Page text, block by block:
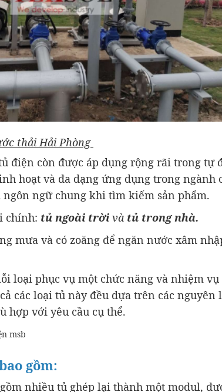
thải Hải Phòng
điện còn được áp dụng rộng rãi trong tự
hoạt và đa dạng ứng dụng trong ngành
ngôn ngữ chung khi tìm kiếm sản phẩm.
chính: tủ ngoài trời và tủ trong nhà.
mưa và có zoăng để ngăn nước xâm
loại phục vụ một chức năng và nhiệm vụ
các loại tủ này đều dựa trên các nguyên
hợp với yêu cầu cụ thể.
gồm:
nhiều tủ ghép lại thành một modul,